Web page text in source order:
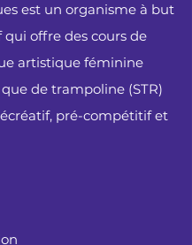
est un organisme à but
offre des cours de
artistique féminine
de trampoline (STR)
pré-compétitif et